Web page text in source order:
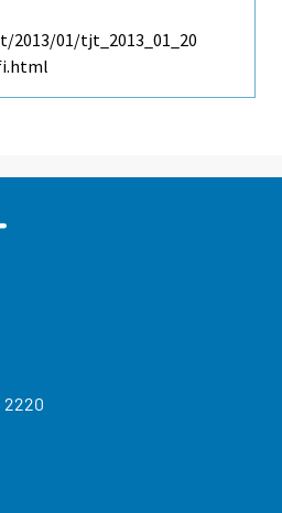
01/tjt_2013_01_20
2220